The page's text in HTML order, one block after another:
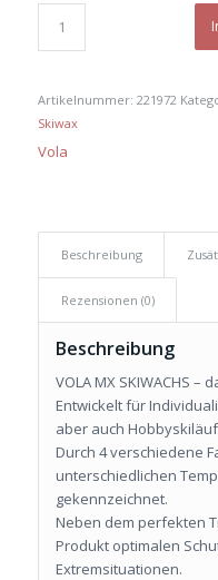
Artikelnummer: 221972
Skiwax
Vola
Beschreibung
Rezensionen (0)
Beschreibung
VOLA MX SKIWACHS
Entwickelt für
aber auch
Durch 4 verschiedene
unterschiedlichen
gekennzeichnet.
Neben dem perfekten
Produkt optimalen
Extremsituationen.